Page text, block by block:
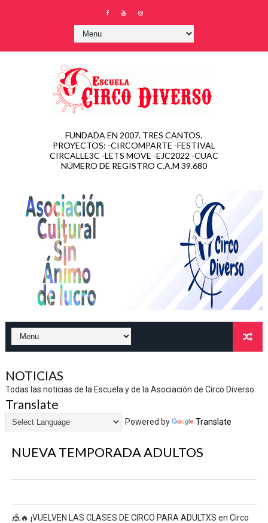
FUNDADA EN 2007. TRES CANTOS.
PROYECTOS: -CIRCOMPARTE -FESTIVAL
CIRCALLE3C -LETS MOVE -EJC2022 -CUAC
NÚMERO DE REGISTRO C.A.M 39.680
NOTICIAS
Todas las noticias de la Escuela y de la Asociación de Circo Diverso
Translate
Powered by Translate
NUEVA TEMPORADA ADULTOS
🎪🔥 ¡VUELVEN LAS CLASES DE CIRCO PARA ADULTXS en Circo